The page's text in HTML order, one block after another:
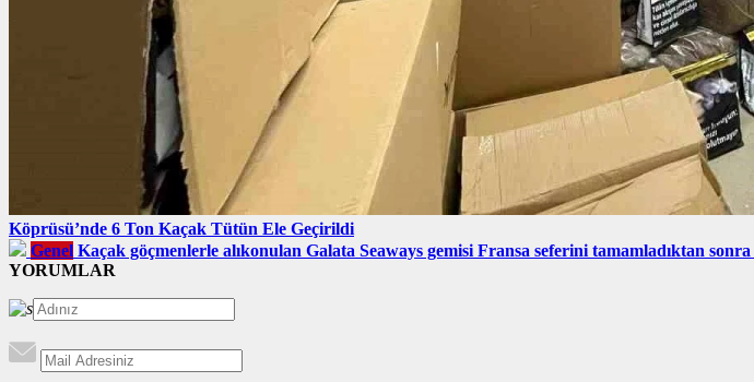
Köprüsü’nde 6 Ton Kaçak Tütün Ele Geçirildi
Genel Kaçak göçmenlerle alıkonulan Galata Seaways gemisi Fransa seferini tamamladıktan
YORUMLAR